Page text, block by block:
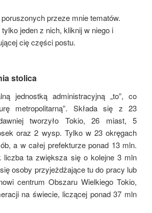
przeze mnie tematów.
jeden z nich, kliknij w niego i
cię części postu.
stolica
jednostką administracyjną „to”, co
metropolitarną”. Składa się z 23
tworzyło Tokio, 26 miast, 5
oraz 2 wysp. Tylko w 23 okręgach
a w całej prefekturze ponad 13 mln.
liczba ta zwiększa się o kolejne 3 mln
osoby przyjeżdżające tu do pracy lub
centrum Obszaru Wielkiego Tokio,
na świecie, liczącej ponad 37 mln